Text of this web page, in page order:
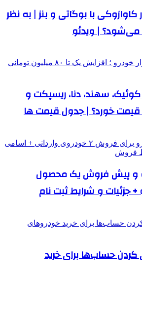
با بوگاتی و بنز | به نظر
می‌شود؟ | ویدئو
کوئیک، سهند، دنا، ریسپکت و
قیمت خورد؟ | جدول قیمت ها
و پیش فروش یک محصول
+ جزئیات و شرایط ثبت نام
حساب‌ها برای خرید